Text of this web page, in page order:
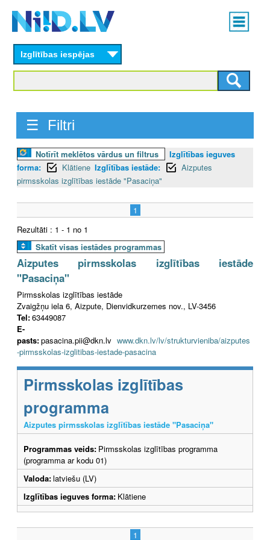
content
Main
menu
Izglītības iespējas
☰ Filtri
Notīrīt meklētos vārdus un filtrus
Izglītības ieguves
forma:
Klātiene Izglītības iestāde:
Aizputes
pirmsskolas izglītības iestāde "Pasaciņa"
1
Rezultāti : 1 - 1 no 1
Skatīt visas iestādes programmas
Aizputes pirmsskolas izglītības iestāde
"Pasaciņa"
Pirmsskolas izglītības iestāde
Zvaigžņu iela 6, Aizpute, Dienvidkurzemes nov., LV-3456
Tel:63449087
E-
pasts:pasacina.pii@dkn.lv www.dkn.lv/lv/strukturvieniba/aizputes
-pirmsskolas-izglitibas-iestade-pasacina
Pirmsskolas izglītības
programma
Aizputes pirmsskolas izglītības iestāde "Pasaciņa"
Programmas veids: Pirmsskolas izglītības programma
(programma ar kodu 01)
Valoda:latviešu (LV)
Izglītības ieguves forma: Klātiene
1